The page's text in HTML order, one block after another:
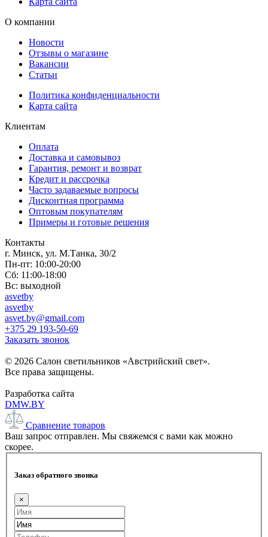
О компании
Новости
Отзывы о магазине
Вакансии
Статьи
Политика конфиденциальности
Карта сайта
Клиентам
Оплата
Доставка и самовывоз
Гарантия, ремонт и возврат
Кредит и рассрочка
Часто задаваемые вопросы
Дисконтная программа
Оптовым покупателям
Примеры и готовые решения
Контакты
г. Минск, ул. М.Танка, 30/2
Пн-пт: 10:00-20:00
Сб: 11:00-18:00
Вс: выходной
asvetby
asvetby
asvet.by@gmail.com
+375 29 193-50-69
Заказать звонок
© 2026 Салон светильников «Австрийский свет».
Все права защищены.
Разработка сайта
DMW.BY
Сравнение товаров
Ваш запрос отправлен. Мы свяжемся с вами как можно
скорее.
Заказ обратного звонка
×